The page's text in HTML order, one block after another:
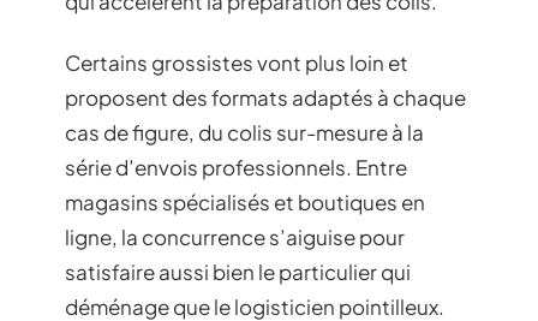
Certains grossistes vont plus loin et
proposent des formats adaptés à chaque
cas de figure, du colis sur-mesure à la
série d’envois professionnels. Entre
magasins spécialisés et boutiques en
ligne, la concurrence s’aiguise pour
satisfaire aussi bien le particulier qui
déménage que le logisticien pointilleux.